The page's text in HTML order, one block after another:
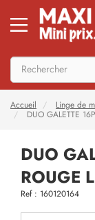
Accueil Linge de
DUO GALETTE
DUO
ROUGE
Ref : 160120164